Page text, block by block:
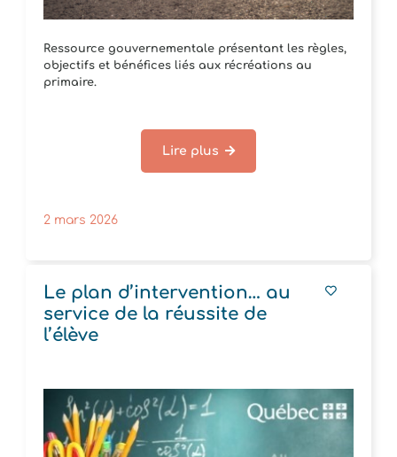
Ressource gouvernementale présentant les règles,
objectifs et bénéfices liés aux récréations au
primaire.
Lire plus
2 mars 2026
Le plan d’intervention… au
service de la réussite de
l’élève